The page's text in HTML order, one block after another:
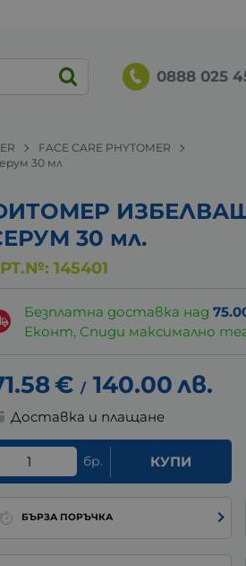
0888 025
FACE CARE PHYTOMER
30 мл
30 мл.
145401
Безплатна доставка над
Еконт, Спиди максимално
€ / 140.00лв.
Доставка и плащане
бр. КУПИ
БЪРЗА ПОРЪЧКА